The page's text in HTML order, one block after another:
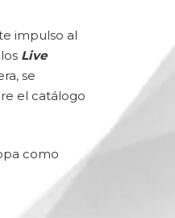
impulso al
Live
se
el catálogo
como